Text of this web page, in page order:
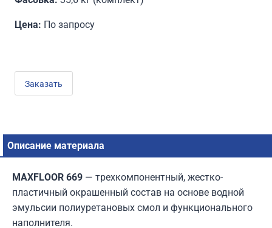
Цена: По запросу
Заказать
Описание материала
MAXFLOOR 669 — трехкомпонентный, жестко-
пластичный окрашенный состав на основе водной
эмульсии полиуретановых смол и функционального
наполнителя.